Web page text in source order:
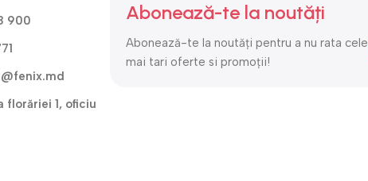
900
florăriei 1, oficiu
Abonează-te la noutăți
Abonează-te la noutăți pentru a nu rata cele
mai tari oferte si promoții!